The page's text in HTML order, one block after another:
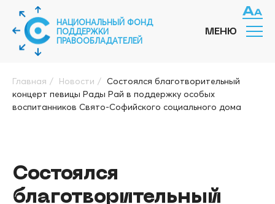
НАЦИОНАЛЬНЫЙ ФОНД
ПОДДЕРЖКИ
ПРАВООБЛАДАТЕЛЕЙ
МЕНЮ
Главная / Новости / Состоялся благотворительный
концерт певицы Рады Рай в поддержку особых
воспитанников Свято-Софийского социального дома
Состоялся
благотворительный